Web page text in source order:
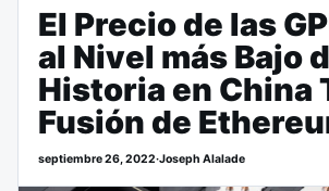
El Precio de las
al Nivel más Bajo
Historia en China
Fusión de
septiembre 26, 2022·Joseph Alalade